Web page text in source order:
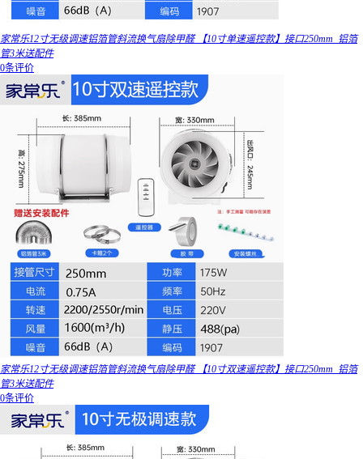
家常乐12寸无级调速铝箔管斜流换气扇除甲醛 【10寸单速遥控款】接口250mm_铝箔
管3米送配件
0条评价
家常乐12寸无级调速铝箔管斜流换气扇除甲醛 【10寸双速遥控款】接口250mm_铝箔
管3米送配件
0条评价